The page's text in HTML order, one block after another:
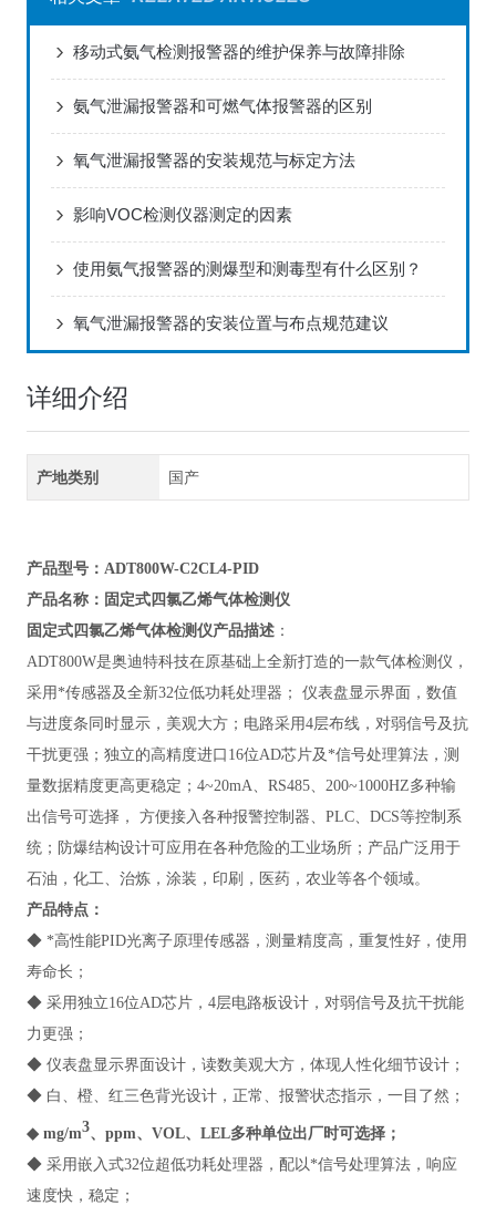
移动式氨气检测报警器的维护保养与故障排除
氨气泄漏报警器和可燃气体报警器的区别
氧气泄漏报警器的安装规范与标定方法
影响VOC检测仪器测定的因素
使用氨气报警器的测爆型和测毒型有什么区别？
氧气泄漏报警器的安装位置与布点规范建议
详细介绍
产地类别 国产
产品型号：ADT800W-C2CL4-PID
产品名称： 固定式四氯乙烯气体检测仪
固定式四氯乙烯气体检测仪产品描述：
ADT800W是奥迪特科技在原基础上全新打造的一款气体检测仪，
采用*传感器及全新32位低功耗处理器； 仪表盘显示界面，数值
与进度条同时显示，美观大方；电路采用4层布线，对弱信号及抗
干扰更强；独立的高精度进口16位AD芯片及*信号处理算法，测
量数据精度更高更稳定；4~20mA、RS485、200~1000HZ多种输
出信号可选择， 方便接入各种报警控制器、PLC、DCS等控制系
统；防爆结构设计可应用在各种危险的工业场所；产品广泛用于
石油，化工、治炼，涂装，印刷，医药，农业等各个领域。
产品特点：
◆ *高性能PID光离子原理传感器，测量精度高，重复性好，使用
寿命长；
◆ 采用独立16位AD芯片，4层电路板设计，对弱信号及抗干扰能
力更强；
◆ 仪表盘显示界面设计，读数美观大方，体现人性化细节设计；
◆ 白、橙、红三色背光设计，正常、报警状态指示，一目了然；
◆ mg/m3、ppm、VOL、LEL多种单位出厂时可选择；
◆ 采用嵌入式32位超低功耗处理器，配以*信号处理算法，响应
速度快，稳定；